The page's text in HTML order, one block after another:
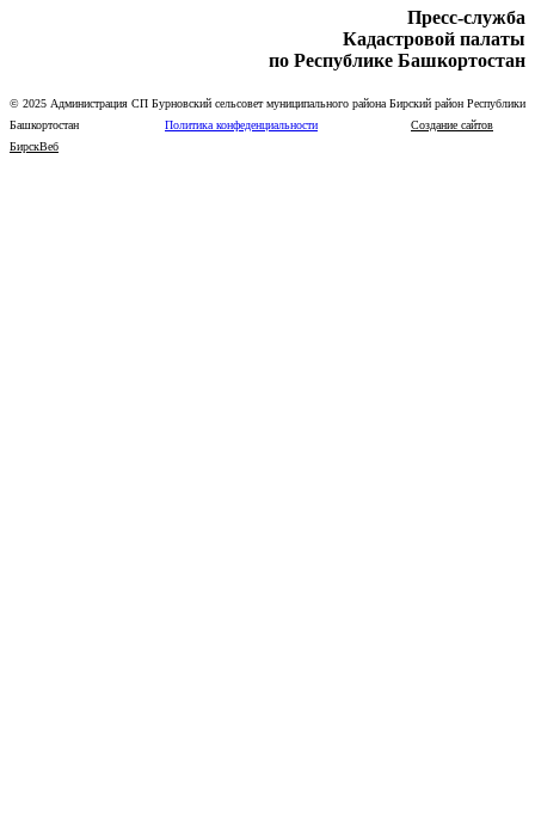
Пресс-служба
Кадастровой палаты
по Республике Башкортостан
© 2025 Администрация СП Бурновский сельсовет муниципального района Бирский район Республики
Башкортостан Политика конфеденциальности
Создание сайтов
БирскВеб